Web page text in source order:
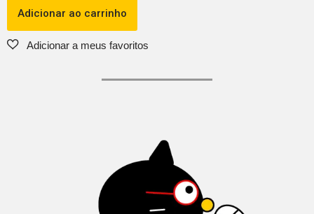
Adicionar ao carrinho